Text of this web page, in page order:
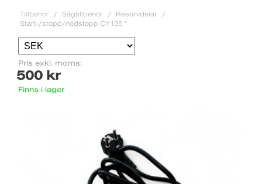
Tillbehör Sågtillbehör
Reservdelar
Start-/stopp/nödstopp CY135 *
Pris exkl. moms:
500 kr
Finns i lager